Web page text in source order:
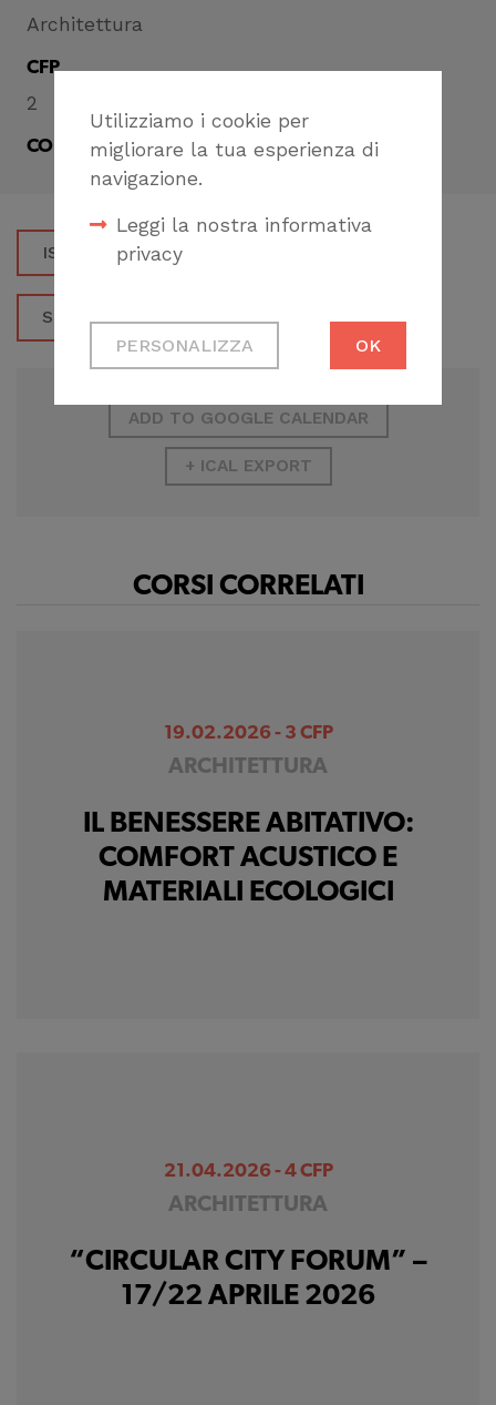
Utilizziamo i cookie per
migliorare la tua esperienza di
navigazione.
Leggi la nostra informativa
privacy
Cookie tecnici
Necessari per
correttamente del
sito
Cookie di profilazione
statistici su di te per
PERSONALIZZA OK
Architettura
CFP
2
CONDIVIDI
ISCRIVITI
SCARICA LA LOCANDINA
ADD TO GOOGLE CALENDAR
+ ICAL EXPORT
CORSI CORRELATI
19.02.2026 - 3 CFP
ARCHITETTURA
IL BENESSERE ABITATIVO:
COMFORT ACUSTICO E
MATERIALI ECOLOGICI
21.04.2026 - 4 CFP
ARCHITETTURA
“CIRCULAR CITY FORUM” –
17/22 APRILE 2026